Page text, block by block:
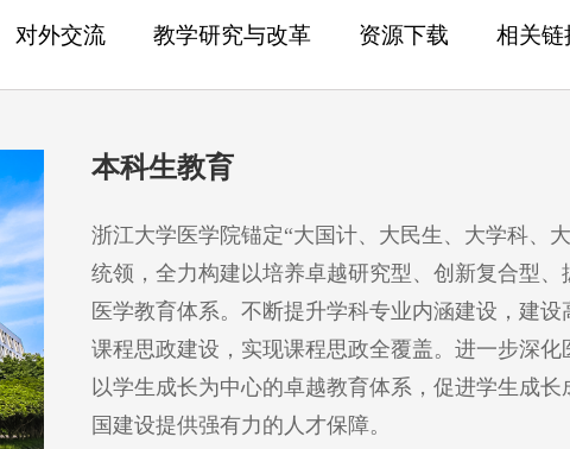
对外交流 教学研究与改革 资源下载 相关链
本科生教育
浙江大学医学院锚定“大国计、大民生、大学科、
统领，全力构建以培养卓越研究型、创新复合型
医学教育体系。不断提升学科专业内涵建设，建
课程思政建设，实现课程思政全覆盖。进一步深
以学生成长为中心的卓越教育体系，促进学生成
国建设提供强有力的人才保障。